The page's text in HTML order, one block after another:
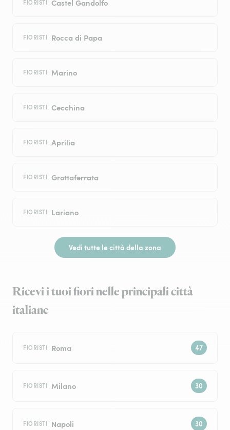
FIORISTI Castel Gandolfo
FIORISTI Rocca di Papa
FIORISTI Marino
FIORISTI Cecchina
FIORISTI Aprilia
FIORISTI Grottaferrata
FIORISTI Lariano
Vedi tutte le città della zona
Ricevi i tuoi fiori nelle principali città
italiane
FIORISTI Roma
FIORISTI Milano
FIORISTI Napoli